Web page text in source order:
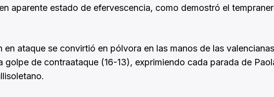
aparente estado de efervescencia, como demostró el
en ataque se convirtió en pólvora en las manos de las
golpe de contraataque (16-13), exprimiendo cada parada de